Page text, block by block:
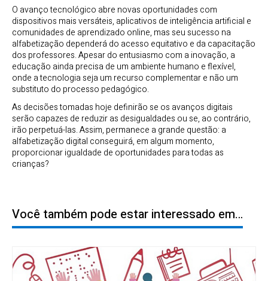
O avanço tecnológico abre novas oportunidades com
dispositivos mais versáteis, aplicativos de inteligência artificial e
comunidades de aprendizado online, mas seu sucesso na
alfabetização dependerá do acesso equitativo e da capacitação
dos professores. Apesar do entusiasmo com a inovação, a
educação ainda precisa de um ambiente humano e flexível,
onde a tecnologia seja um recurso complementar e não um
substituto do processo pedagógico.
As decisões tomadas hoje definirão se os avanços digitais
serão capazes de reduzir as desigualdades ou se, ao contrário,
irão perpetuá-las. Assim, permanece a grande questão: a
alfabetização digital conseguirá, em algum momento,
proporcionar igualdade de oportunidades para todas as
crianças?
Você também pode estar interessado em…